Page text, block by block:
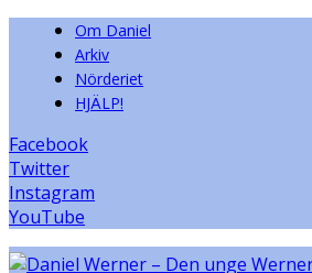
Om Daniel
Arkiv
Nörderiet
HJÄLP!
Facebook
Twitter
Instagram
YouTube